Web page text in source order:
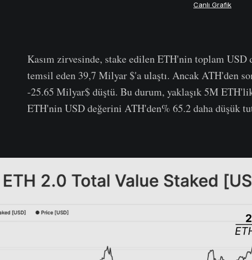
Canlı Grafik
Kasım zirvesinde, stake edilen ETH'nin toplam USD
temsil eden 39,7 Milyar $'a ulaştı. Ancak ATH'den
-25.65 Milyar$ düştü. Bu durum, yaklaşık 5M
ETH'nin USD değerini ATH'den% 65.2 daha düşük